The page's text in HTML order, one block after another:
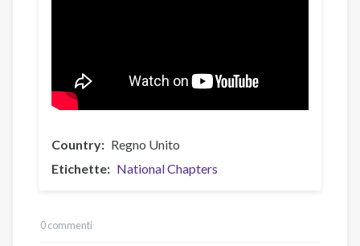
Country
Regno Unito
Etichette
National Chapters
0 commenti